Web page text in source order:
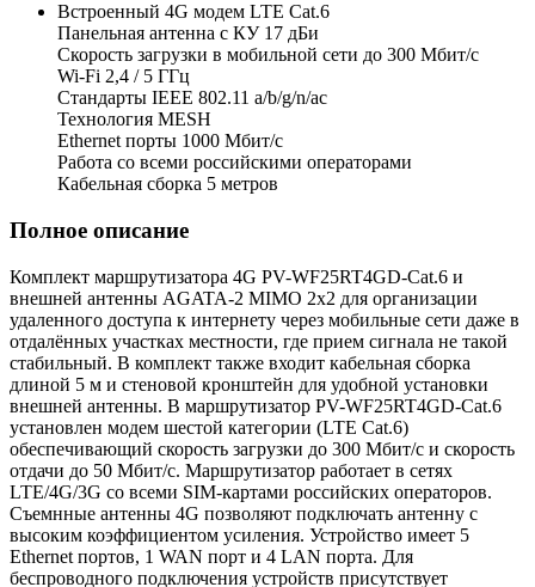
Встроенный 4G модем LTE Cat.6
Панельная антенна с КУ 17 дБи
Скорость загрузки в мобильной сети до 300 Мбит/с
Wi-Fi 2,4 / 5 ГГц
Стандарты IEEE 802.11 a/b/g/n/ac
Технология MESH
Ethernet порты 1000 Мбит/с
Работа со всеми российскими операторами
Кабельная сборка 5 метров
Полное описание
Комплект маршрутизатора 4G PV-WF25RT4GD-Cat.6 и
внешней антенны AGATA-2 MIMO 2x2 для организации
удаленного доступа к интернету через мобильные сети даже в
отдалённых участках местности, где прием сигнала не такой
стабильный. В комплект также входит кабельная сборка
длиной 5 м и стеновой кронштейн для удобной установки
внешней антенны. В маршрутизатор PV-WF25RT4GD-Cat.6
установлен модем шестой категории (LTE Cat.6)
обеспечивающий скорость загрузки до 300 Мбит/с и скорость
отдачи до 50 Мбит/с. Маршрутизатор работает в сетях
LTE/4G/3G со всеми SIM-картами российских операторов.
Съемнные антенны 4G позволяют подключать антенну с
высоким коэффициентом усиления. Устройство имеет 5
Ethernet портов, 1 WAN порт и 4 LAN порта. Для
беспроводного подключения устройств присутствует